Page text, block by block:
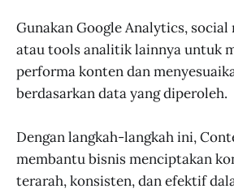
Gunakan Google Analytics, social
atau tools analitik lainnya untuk
performa konten dan
berdasarkan data yang diperoleh.
Dengan langkah-langkah ini,
membantu bisnis menciptakan
terarah, konsisten, dan efektif